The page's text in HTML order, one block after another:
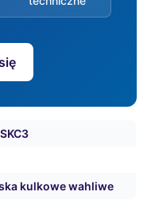
kulkowe wahliwe